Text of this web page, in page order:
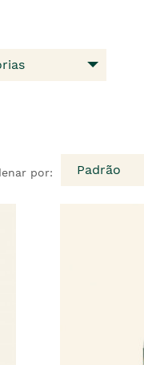
por: Padrão